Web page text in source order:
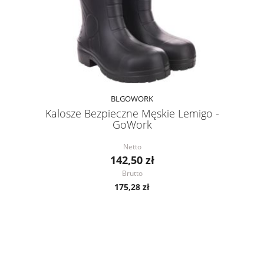
BLGOWORK
Kalosze Bezpieczne Męskie Lemigo -
GoWork
Netto
142,50 zł
Brutto
175,28 zł